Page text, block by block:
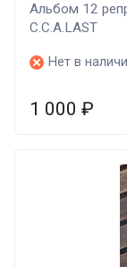
Альбом 12
C.C.A.LAST
Нет в
1 000 ₽